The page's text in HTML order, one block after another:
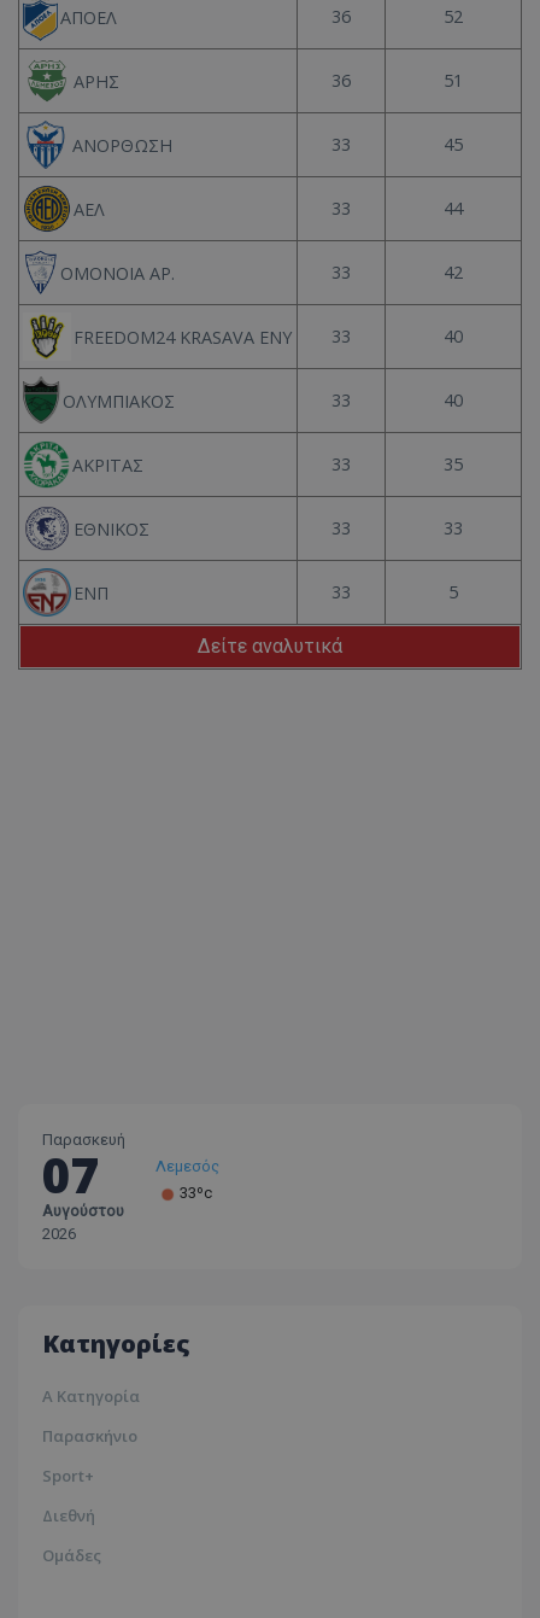
Παρασκευή
07
Αυγούστου
2026
Λεμεσός
33ºc
Κατηγορίες
Α Κατηγορία
Παρασκήνιο
Sport+
Διεθνή
Ομάδες
ΑΠΟΕΛ 36 52
ΑΡΗΣ 36 51
ΑΝΟΡΘΩΣΗ 33 45
ΑΕΛ 33 44
ΟΜΟΝΟΙΑ ΑΡ. 33 42
FREEDOM24 KRASAVA ΕΝΥ 33 40
ΟΛΥΜΠΙΑΚΟΣ 33 40
ΑΚΡΙΤΑΣ 33 35
ΕΘΝΙΚΟΣ 33 33
ΕΝΠ 33 5
Δείτε αναλυτικά